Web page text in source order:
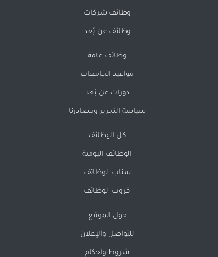
وظائف شركات
وظائف عن بُعد
وظائف عامة
مواعيد الجامعات
دورات عن بُعد
سياسة التحرير ومصادرنا
كل الوظائف
الوظائف اليومية
سناب الوظائف
قروب الوظائف
حول الموقع
للتواصل والإعلان
شروط وأحكام